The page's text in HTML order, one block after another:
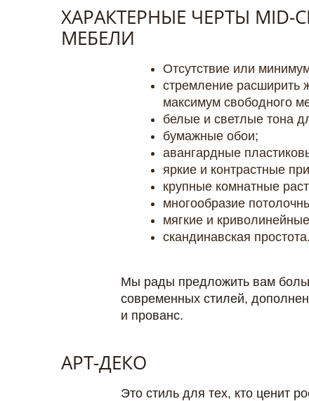
ХАРАКТЕРНЫЕ ЧЕРТЫ MID-
МЕБЕЛИ
Отсутствие или
стремление расширить
максимум свободного
белые и светлые тона
бумажные обои;
авангардные
яркие и контрастные
крупные комнатные
многообразие
мягкие и
скандинавская простота.
Мы рады предложить вам
современных стилей,
и прованс.
АРТ-ДЕКО
Это стиль для тех, кто ценит